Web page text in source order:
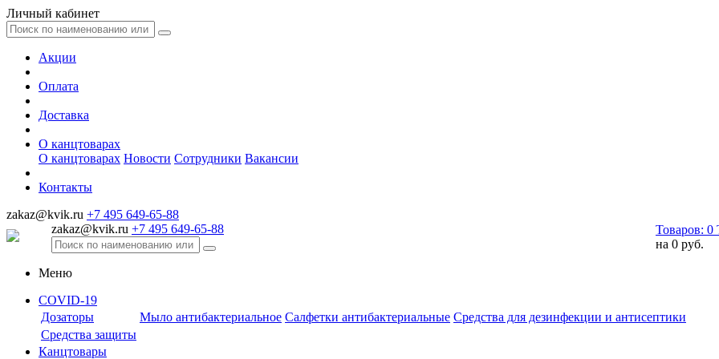
Личный кабинет
Акции
Оплата
Доставка
О канцтоварах
О канцтоварах Новости Сотрудники Вакансии
Контакты
zakaz@kvik.ru +7 495 649-65-88
zakaz@kvik.ru +7 495 649-65-88 Товаров: 0
на 0 руб.
Меню
COVID-19
Дозаторы
Мыло антибактериальное Салфетки антибактериальные Средства для дезинфекции и антисептики
Средства защиты
Канцтовары